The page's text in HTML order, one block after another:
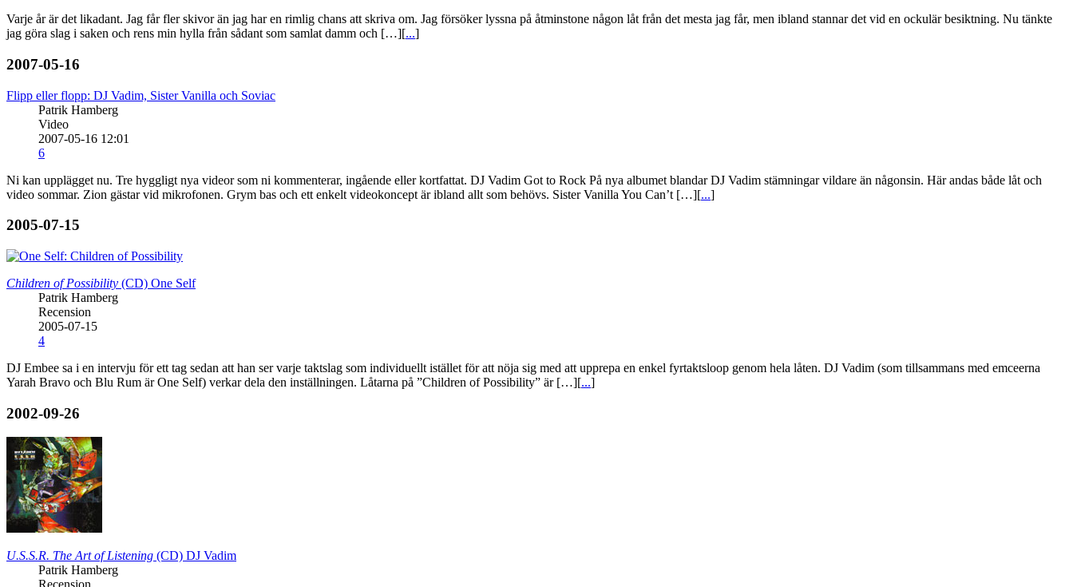
Varje år är det likadant. Jag får fler skivor än jag har en rimlig chans att skriva om. Jag försöker lyssna på åtminstone någon låt från det mesta jag får, men ibland stannar det vid en ockulär besiktning. Nu tänkte
jag göra slag i saken och rens min hylla från sådant som samlat damm och […][...]
2007-05-16
Flipp eller flopp: DJ Vadim, Sister Vanilla och Soviac
Patrik Hamberg
Video
2007-05-16 12:01
6
Ni kan upplägget nu. Tre hyggligt nya videor som ni kommenterar, ingående eller kortfattat. DJ Vadim Got to Rock På nya albumet blandar DJ Vadim stämningar vildare än någonsin. Här andas både låt och
video sommar. Zion gästar vid mikrofonen. Grym bas och ett enkelt videokoncept är ibland allt som behövs. Sister Vanilla You Can’t […][...]
2005-07-15
Children of Possibility (CD) One Self
Patrik Hamberg
Recension
2005-07-15
4
DJ Embee sa i en intervju för ett tag sedan att han ser varje taktslag som individuellt istället för att nöja sig med att upprepa en enkel fyrtaktsloop genom hela låten. DJ Vadim (som tillsammans med emceerna
Yarah Bravo och Blu Rum är One Self) verkar dela den inställningen. Låtarna på ”Children of Possibility” är […][...]
2002-09-26
U.S.S.R. The Art of Listening (CD) DJ Vadim
Patrik Hamberg